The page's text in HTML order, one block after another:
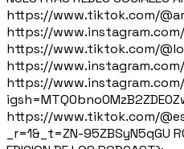
https://www.tiktok.com/
https://
https://www.tiktok.com/
https://www.instagram.com/
https://
https://www.tiktok.com/
_r=1&_t=ZN-95ZBSyN5qGU